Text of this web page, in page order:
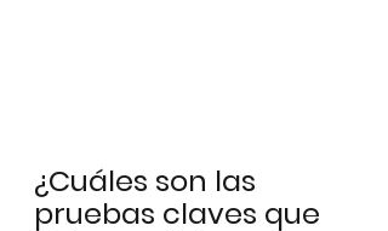
¿Cuáles son las
pruebas claves que